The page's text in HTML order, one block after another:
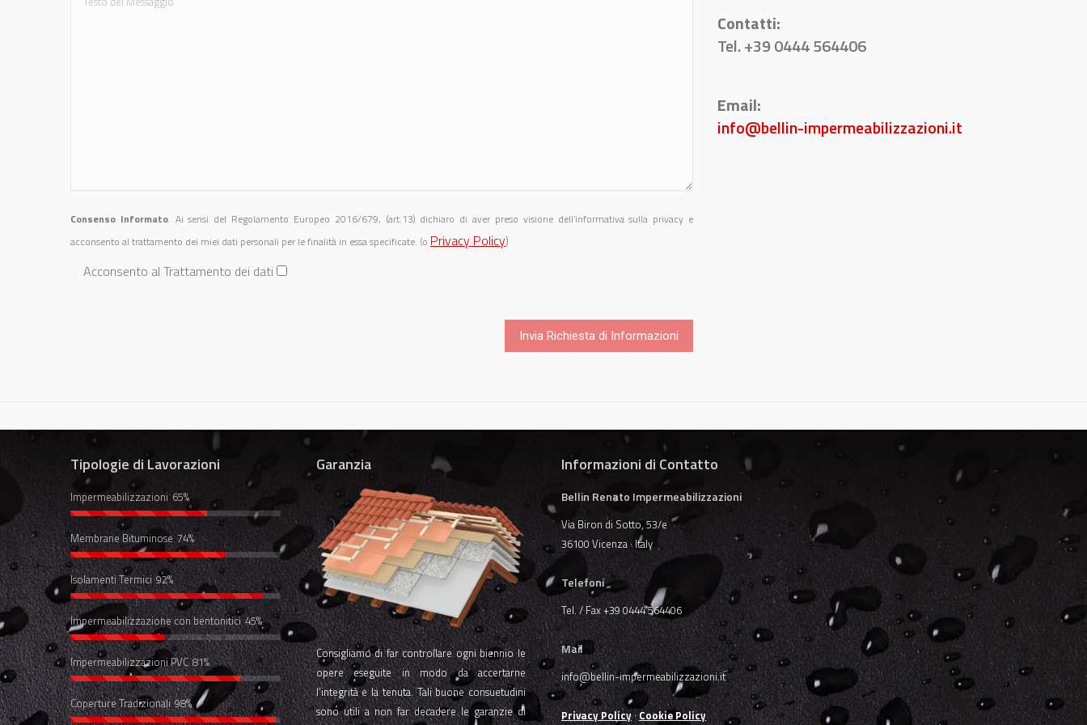
Consenso Informato. Ai sensi del Regolamento Europeo 2016/679, (art.13) dichiaro di aver preso visione dell’informativa sulla privacy e
acconsento al trattamento dei miei dati personali per le finalità in essa specificate. (o Privacy Policy)
Acconsento al Trattamento dei dati
Contatti:
Tel. +39 0444 564406
Email:
info@bellin-impermeabilizzazioni.it
Tipologie di Lavorazioni
Impermeabilizzazioni 65%
Membrane Bituminose 74%
Isolamenti Termici 92%
Impermeabilizzazione con bentonitici 45%
Impermeabilizzazioni PVC 81%
Coperture Tradizionali 98%
Garanzia
Consigliamo di far controllare ogni biennio le
opere eseguite in modo da accertarne
l’integrità e la tenuta. Tali buone consuetudini
sono utili a non far decadere le garanzie di
Informazioni di Contatto
Bellin Renato Impermeabilizzazioni
Via Biron di Sotto, 53/e
36100 Vicenza · Italy
Telefoni
Tel. / Fax +39 0444 564406
Mail
info@bellin-impermeabilizzazioni.it
Privacy Policy ·Cookie Policy